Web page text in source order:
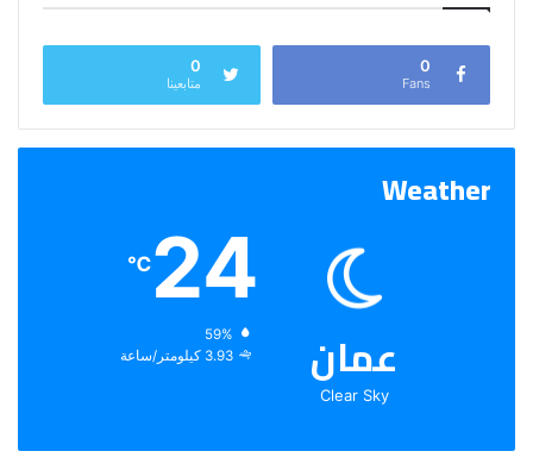
0
Fans
0
متابعينا
Weather
عمان
Clear Sky
24
℃
الرطوبة:
الرياح:3.93 كيلومتر/ساعة